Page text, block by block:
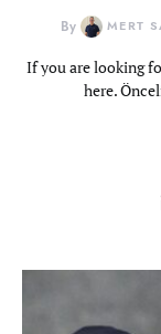
By MERT
If you are looking
here.